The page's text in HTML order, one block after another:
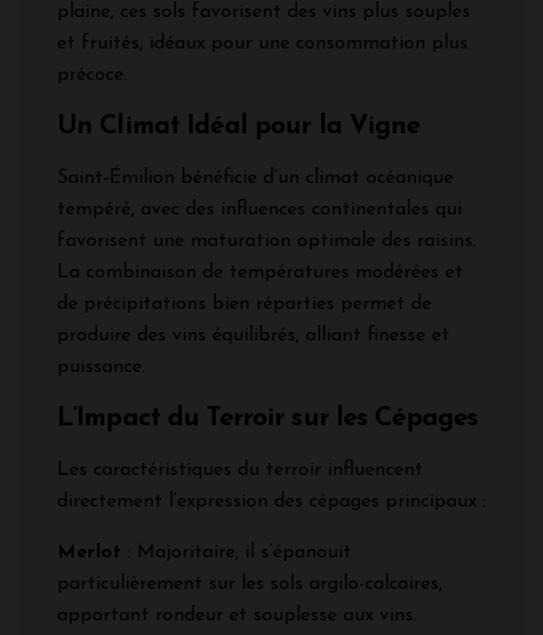
plaine, ces sols favorisent des vins plus souples
et fruités, idéaux pour une consommation plus
précoce.
Un Climat Idéal pour la Vigne
Saint-Émilion bénéficie d’un climat océanique
tempéré, avec des influences continentales qui
favorisent une maturation optimale des raisins.
La combinaison de températures modérées et
de précipitations bien réparties permet de
produire des vins équilibrés, alliant finesse et
puissance.
L’Impact du Terroir sur les Cépages
Les caractéristiques du terroir influencent
directement l’expression des cépages principaux :
Merlot : Majoritaire, il s’épanouit
particulièrement sur les sols argilo-calcaires,
apportant rondeur et souplesse aux vins.